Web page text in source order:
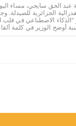
الحق سايحي، مساء
الجزائرية للصيدلة.
الاصطناعي في قلب
أوضح الوزير في كلمة